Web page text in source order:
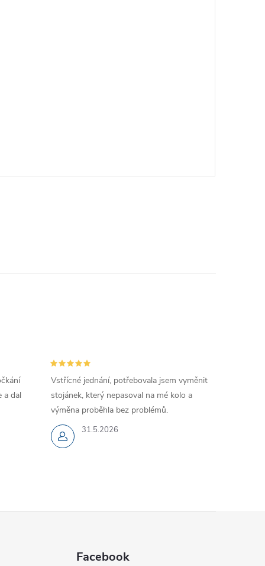
a dal
31.5.2026
Vstřícné jednání, potřebovala jsem vyměnit
stojánek, který nepasoval na mé kolo a
výměna proběhla bez problémů.
Facebook